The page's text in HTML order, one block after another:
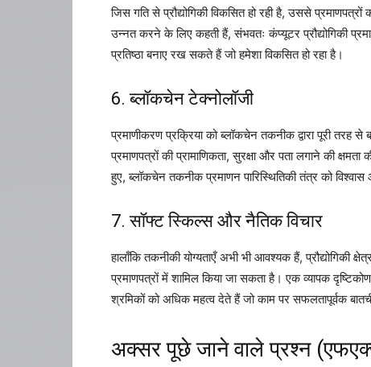
जिस गति से प्रौद्योगिकी विकसित हो रही है, उससे
उन्नत करने के लिए कहती हैं, संभवतः कंप्यूटर प्रौद्योगिकी
प्रतिष्ठा बनाए रख सकते हैं जो हमेशा विकसित हो रहा है।
6. ब्लॉकचेन टेक्नोलॉजी
प्रमाणीकरण प्रक्रिया को ब्लॉकचेन तकनीक द्वारा पूरी तरह
प्रमाणपत्रों की प्रामाणिकता, सुरक्षा और पता लगाने की
हुए, ब्लॉकचेन तकनीक प्रमाणन पारिस्थितिकी तंत्र को
7. सॉफ्ट स्किल्स और नैतिक विचार
हालाँकि तकनीकी योग्यताएँ अभी भी आवश्यक हैं,
प्रमाणपत्रों में शामिल किया जा सकता है। एक व्यापक
श्रमिकों को अधिक महत्व देते हैं जो काम पर सफलतापूर्वक
अक्सर पूछे जाने वाले प्रश्न